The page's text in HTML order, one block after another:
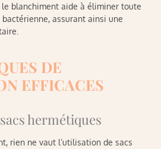
le blanchiment aide à éliminer toute
assurant ainsi une
DE
EFFICACES
hermétiques
rien ne vaut l’utilisation de sacs